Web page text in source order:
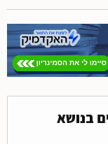
בנושא